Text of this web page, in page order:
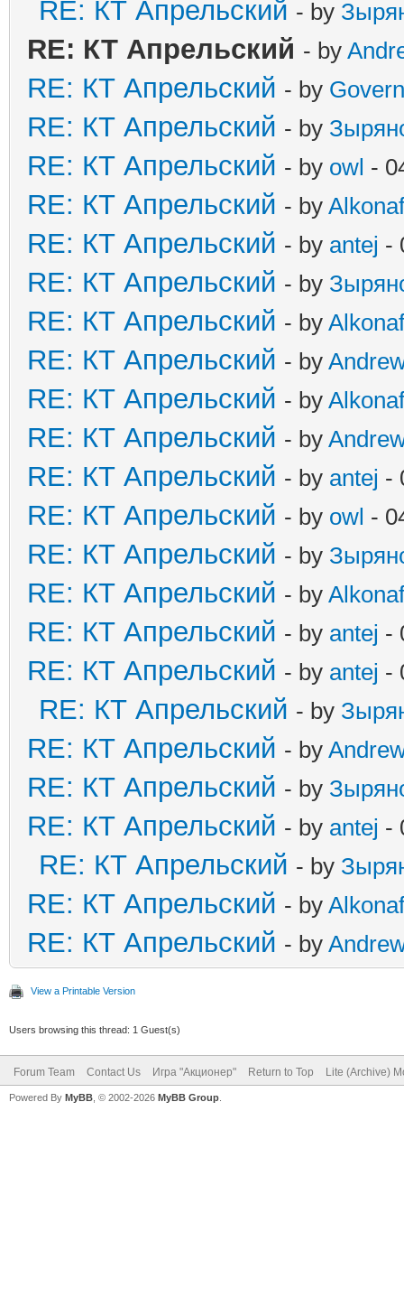
RE: КТ Апрельский - by
RE: КТ Апрельский - by
RE: КТ Апрельский - by
RE: КТ Апрельский - by
RE: КТ Апрельский - by owl -
RE: КТ Апрельский - by
RE: КТ Апрельский - by antej -
RE: КТ Апрельский - by
RE: КТ Апрельский - by
RE: КТ Апрельский - by
RE: КТ Апрельский - by
RE: КТ Апрельский - by
RE: КТ Апрельский - by antej -
RE: КТ Апрельский - by owl -
RE: КТ Апрельский - by
RE: КТ Апрельский - by
RE: КТ Апрельский - by antej -
RE: КТ Апрельский - by antej -
RE: КТ Апрельский - by
RE: КТ Апрельский - by
RE: КТ Апрельский - by
RE: КТ Апрельский - by antej -
RE: КТ Апрельский - by
RE: КТ Апрельский - by
RE: КТ Апрельский - by
View a Printable Version
Users browsing this thread: 1 Guest(s)
Forum Team Contact Us Игра "Акционер" Return to Top Lite (Archive)
Powered By MyBB , © 2002-2026 MyBB Group